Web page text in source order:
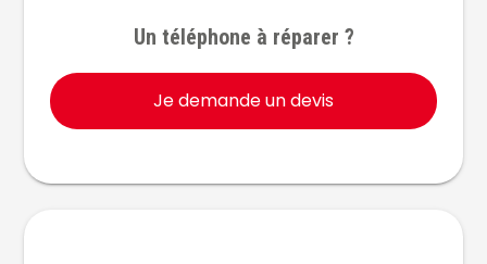
Un téléphone à réparer ?
Je demande un devis